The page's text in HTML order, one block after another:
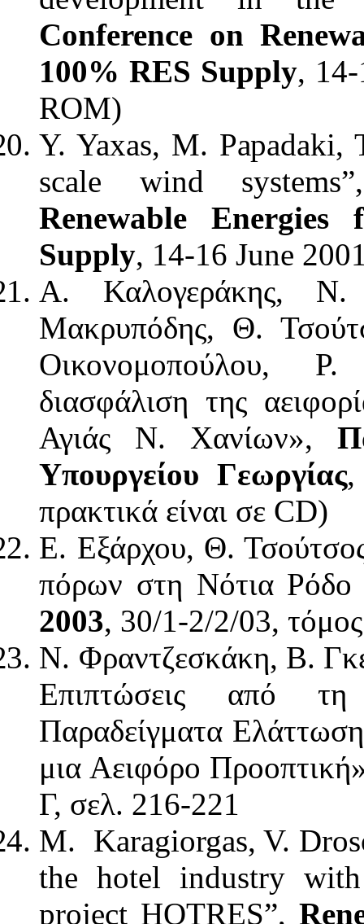
Conference on
100% RES Supply, 14-
ROM)
Y. Yaxas, M. Papadaki,
scale wind
Renewable
Supply, 14-16 June
Α. Καλογεράκης, Ν.
Μακρυπόδης, Θ.
Οικονομοπούλου,
διασφάλιση της
Αγιάς Ν. Χανίων»,
Υπουργείου Γεωργίας,
πρακτικά είναι σε CD)
E. Εξάρχου, Θ.
πόρων στη Νότια Ρόδο
2003, 30/1-2/2/03,
Ν. Φραντζεσκάκη, Β.
Επιπτώσεις από
Παραδείγματα
μια Αειφόρο
Γ, σελ. 216-221
M. Karagiorgas, V.
the hotel industry
project HOTRES”,